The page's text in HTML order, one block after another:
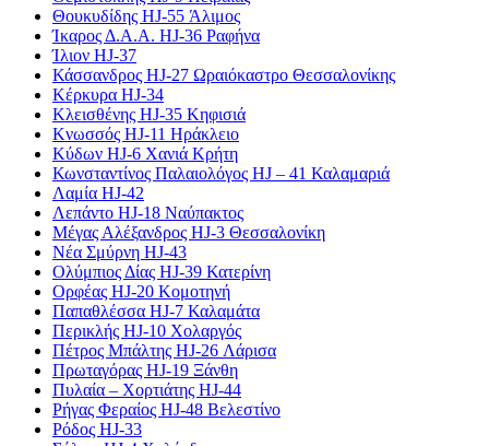
Θουκυδίδης HJ-55 Άλιμος
Ίκαρος Δ.Α.Α. HJ-36 Ραφήνα
Ίλιον HJ-37
Κάσσανδρος HJ-27 Ωραιόκαστρο Θεσσαλονίκης
Κέρκυρα HJ-34
Κλεισθένης HJ-35 Κηφισιά
Κνωσσός HJ-11 Ηράκλειο
Κύδων HJ-6 Χανιά Κρήτη
Κωνσταντίνος Παλαιολόγος HJ – 41 Καλαμαριά
Λαμία HJ-42
Λεπάντο HJ-18 Ναύπακτος
Μέγας Αλέξανδρος HJ-3 Θεσσαλονίκη
Νέα Σμύρνη HJ-43
Ολύμπιος Δίας HJ-39 Κατερίνη
Ορφέας HJ-20 Κομοτηνή
Παπαθλέσσα HJ-7 Καλαμάτα
Περικλής HJ-10 Χολαργός
Πέτρος Μπάλτης HJ-26 Λάρισα
Πρωταγόρας HJ-19 Ξάνθη
Πυλαία – Χορτιάτης HJ-44
Ρήγας Φεραίος HJ-48 Βελεστίνο
Ρόδος HJ-33